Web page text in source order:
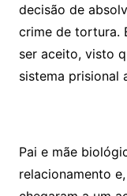
decisão de
crime de tortura.
ser aceito, visto
sistema prisional
Pai e mãe
relacionamento